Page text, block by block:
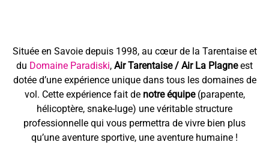
Située en Savoie depuis 1998, au cœur de la Tarentaise et
du Domaine Paradiski, Air Tarentaise / Air La Plagneest
dotée d’une expérience unique dans tous les domaines de
vol. Cette expérience fait de notre équipe(parapente,
hélicoptère, snake-luge) une véritable structure
professionnelle qui vous permettra de vivre bien plus
qu’une aventure sportive, une aventure humaine !